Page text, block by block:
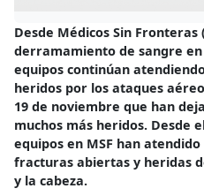
Desde Médicos Sin Fronteras
derramamiento de sangre
equipos continúan
heridos por los ataques
19 de noviembre que han
muchos más heridos. Desde
equipos en MSF han
fracturas abiertas y heridas
y la cabeza.